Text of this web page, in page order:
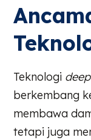
Teknologi
berkembang
membawa
tetapi juga